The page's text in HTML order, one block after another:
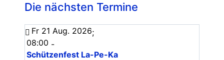
Die nächsten Termine
Fr 21 Aug. 2026;
08:00 -
Schützenfest La-Pe-Ka